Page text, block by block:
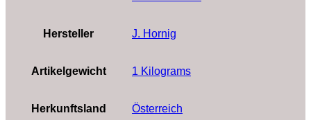
Hersteller ‎J. Hornig
Artikelgewicht ‎1 Kilograms
Herkunftsland ‎Österreich